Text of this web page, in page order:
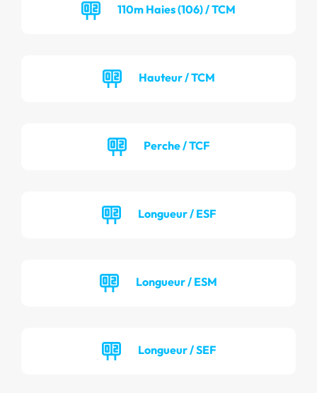
110m Haies (106) / TCM
Hauteur / TCM
Perche / TCF
Longueur / ESF
Longueur / ESM
Longueur / SEF